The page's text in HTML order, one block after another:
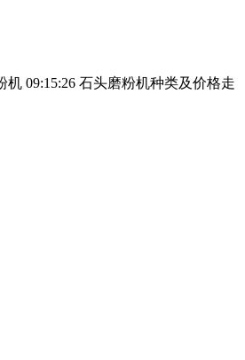
09:15:26 石头磨粉机种类及价格走